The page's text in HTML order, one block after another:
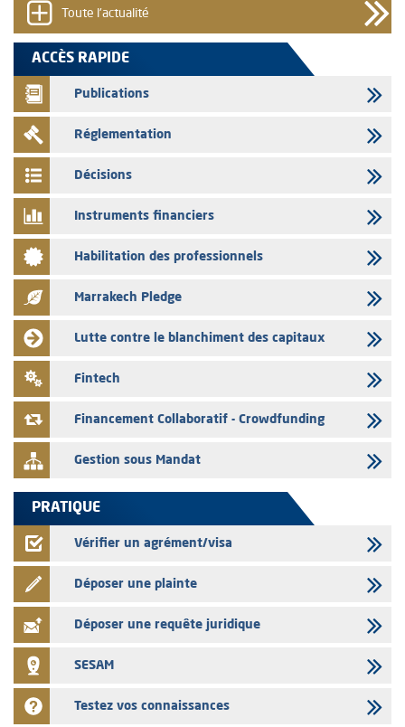
04/08/2026
L’AMMC met sur son site internet les publications réalisées par les
émetteurs en date du 4 août 2026
03/08/2026
Saham Bank – Mise à jour annuelle du dossier d’information relatif au
programme d'émission de certificats de dépôt
L’AMMC met sur son site internet les publications réalisées par les
03/08/2026
Liste des agréments et visas d'OPCVM accordés par l'AMMC pour le
mois de juillet 2026
03/08/2026
L' AMMC publie les indicateurs mensuels du marché des capitaux pour
le mois de Juin 2026
31/07/2026
L’AMMC met sur son site internet les publications réalisées par les
émetteurs du 30 au 31 juillet 2026
Toute l'actualité
ACCÈS RAPIDE
Publications
Réglementation
Décisions
Instruments financiers
Habilitation des professionnels
Marrakech Pledge
Lutte contre le blanchiment des capitaux
Fintech
Financement Collaboratif - Crowdfunding
Gestion sous Mandat
PRATIQUE
Vérifier un agrément/visa
Déposer une plainte
Déposer une requête juridique
SESAM
Testez vos connaissances